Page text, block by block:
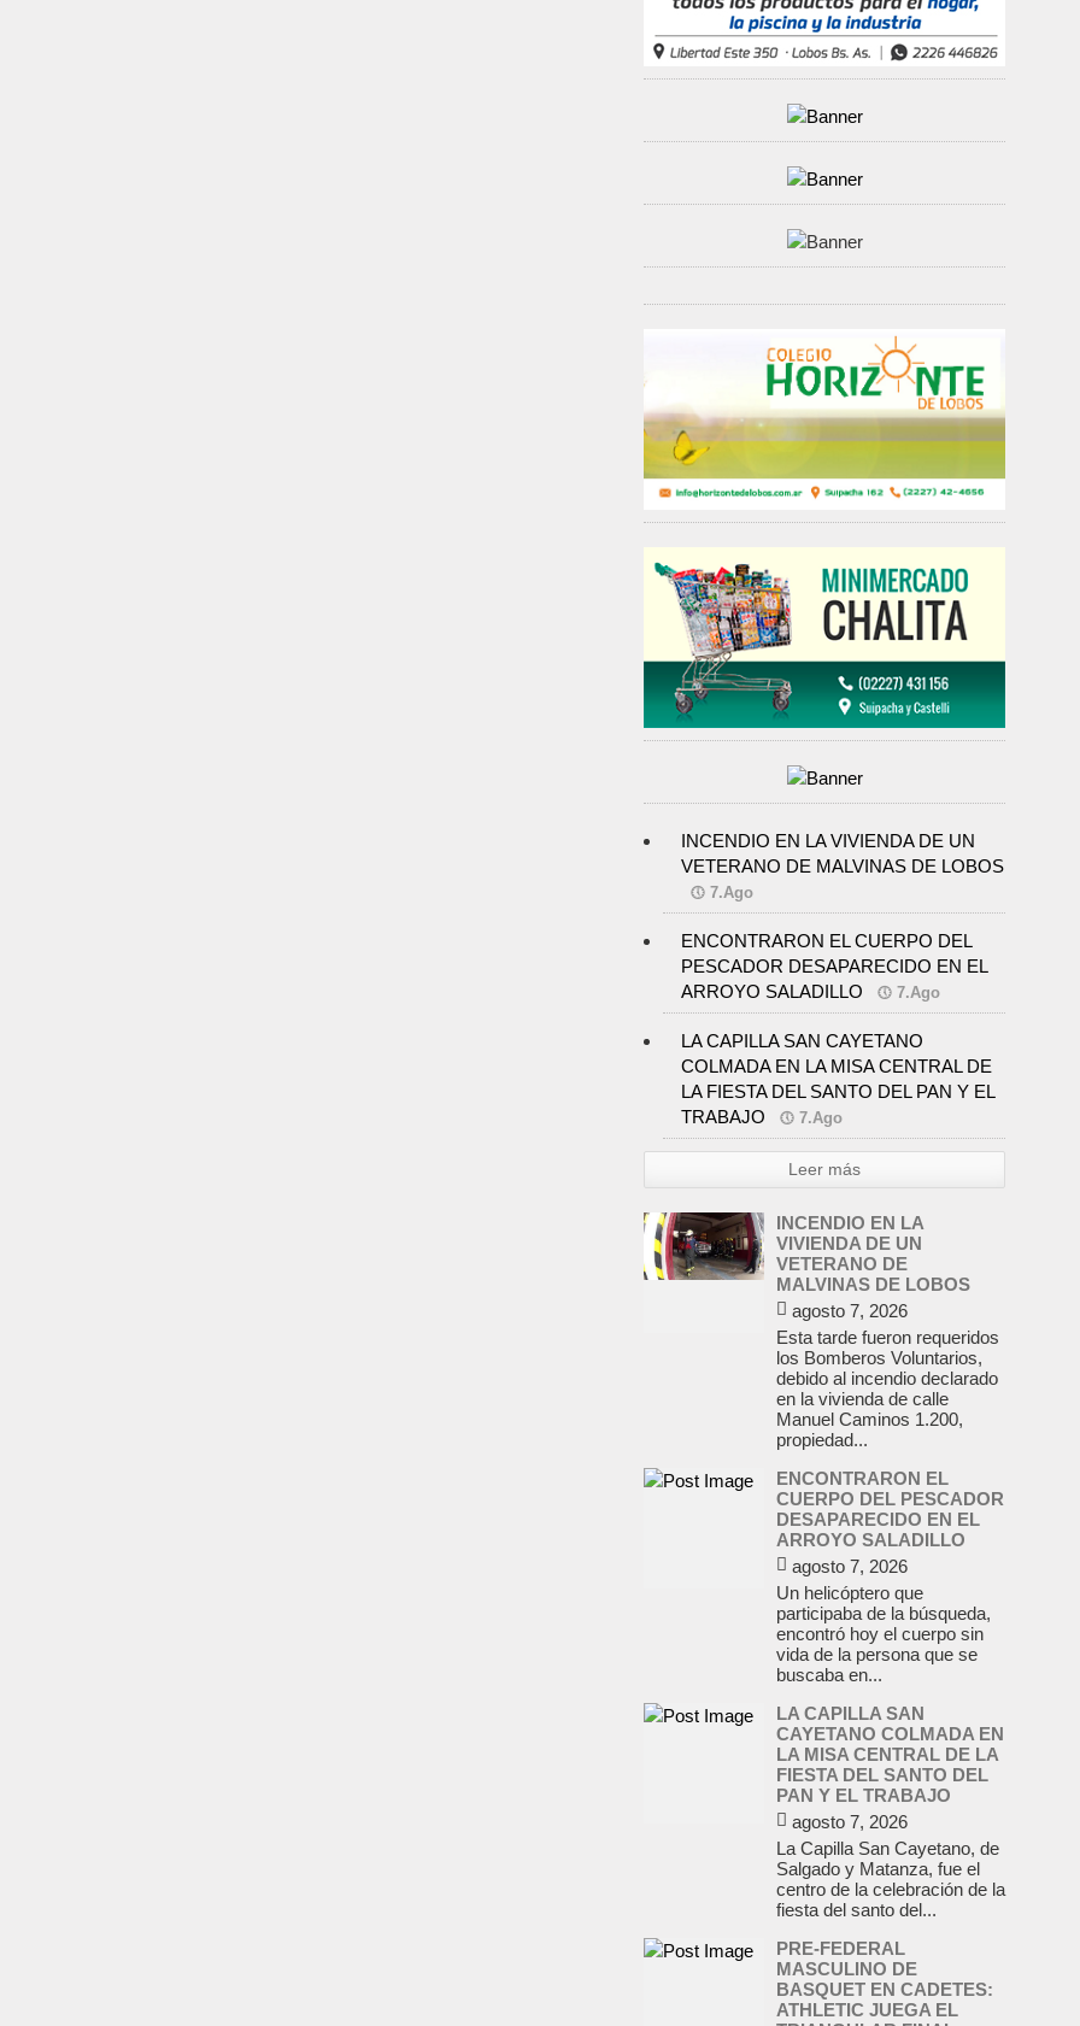
INCENDIO EN LA VIVIENDA DE UN
VETERANO DE MALVINAS DE LOBOS
7.Ago
ENCONTRARON EL CUERPO DEL
PESCADOR DESAPARECIDO EN EL
ARROYO SALADILLO
7.Ago
LA CAPILLA SAN CAYETANO
COLMADA EN LA MISA CENTRAL DE
LA FIESTA DEL SANTO DEL PAN Y EL
TRABAJO
7.Ago
Leer más
INCENDIO EN LA
VIVIENDA DE UN
VETERANO DE
MALVINAS DE LOBOS
agosto 7, 2026
Esta tarde fueron requeridos
los Bomberos Voluntarios,
debido al incendio declarado
en la vivienda de calle
Manuel Caminos 1.200,
propiedad...
ENCONTRARON EL
CUERPO DEL PESCADOR
DESAPARECIDO EN EL
ARROYO SALADILLO
agosto 7, 2026
Un helicóptero que
participaba de la búsqueda,
encontró hoy el cuerpo sin
vida de la persona que se
buscaba en...
LA CAPILLA SAN
CAYETANO COLMADA EN
LA MISA CENTRAL DE LA
FIESTA DEL SANTO DEL
PAN Y EL TRABAJO
agosto 7, 2026
La Capilla San Cayetano, de
Salgado y Matanza, fue el
centro de la celebración de la
fiesta del santo del...
PRE-FEDERAL
MASCULINO DE
BASQUET EN CADETES:
ATHLETIC JUEGA EL